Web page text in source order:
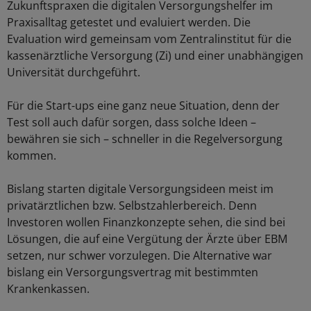
Zukunftspraxen die digitalen Versorgungshelfer im
Praxisalltag getestet und evaluiert werden. Die
Evaluation wird gemeinsam vom Zentralinstitut für die
kassenärztliche Versorgung (Zi) und einer unabhängigen
Universität durchgeführt.
Für die Start-ups eine ganz neue Situation, denn der
Test soll auch dafür sorgen, dass solche Ideen –
bewähren sie sich – schneller in die Regelversorgung
kommen.
Bislang starten digitale Versorgungsideen meist im
privatärztlichen bzw. Selbstzahlerbereich. Denn
Investoren wollen Finanzkonzepte sehen, die sind bei
Lösungen, die auf eine Vergütung der Ärzte über EBM
setzen, nur schwer vorzulegen. Die Alternative war
bislang ein Versorgungsvertrag mit bestimmten
Krankenkassen.